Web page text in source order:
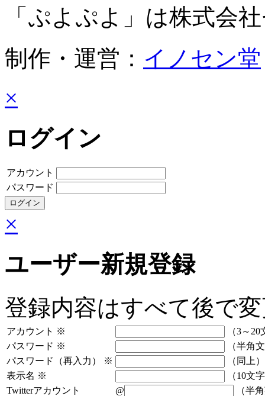
「ぷよぷよ」は株式会
制作・運営： イノセン堂
×
ログイン
アカウント
パスワード
×
ユーザー新規登録
登録内容はすべて後で
アカウント ※
（3～
パスワード ※
（半角
パスワード（再入力）
※
（同上）
表示名 ※
（10文
Twitterアカウント
@ （半